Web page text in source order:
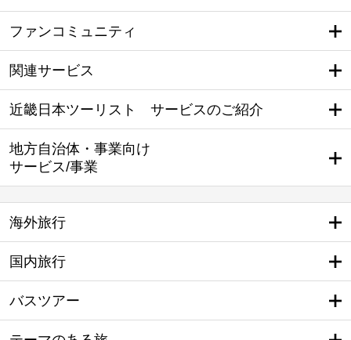
ファンコミュニティ
関連サービス
近畿日本ツーリスト サービスのご紹介
地方自治体・事業向け
サービス/事業
海外旅行
国内旅行
バスツアー